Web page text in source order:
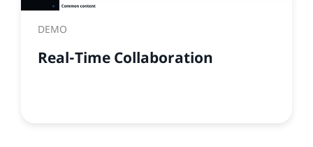
DEMO
Real-Time Collaboration